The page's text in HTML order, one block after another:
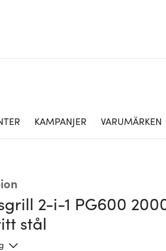
KAMPANJER VARUMÄRKEN
2-i-1 PG600
stål